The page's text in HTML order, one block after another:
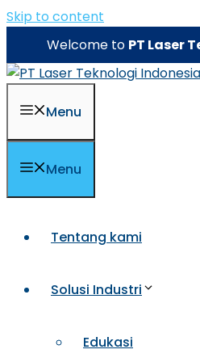
Skip to content
Welcome to PT Laser
Menu
Menu
Tentang kami
Solusi Industri
Edukasi